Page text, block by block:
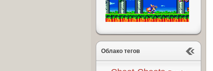
Облако тегов